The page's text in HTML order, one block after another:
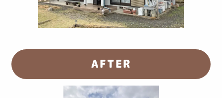
AFTER